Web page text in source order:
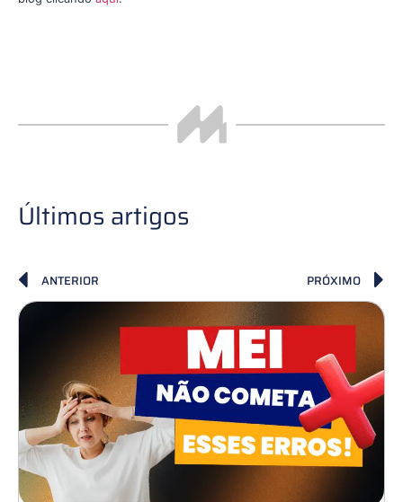
Últimos artigos
ANTERIOR PRÓXIMO